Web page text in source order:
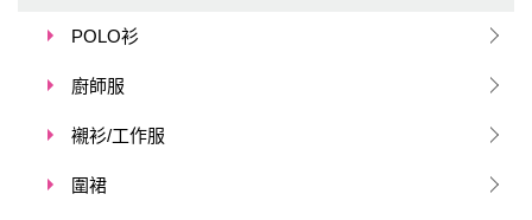
POLO衫
廚師服
襯衫/工作服
圍裙